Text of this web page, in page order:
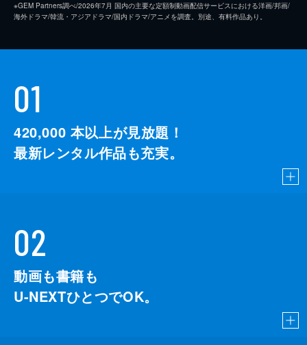
※GEM Partners調べ/2026年7⽉ 国内の主要な定額制動画配信サービスにおける洋画/邦画/
海外ドラマ/韓流・アジアドラマ/国内ドラマ/アニメを調査。別途、有料作品あり。
01
420,000 本以上が見放題！
最新レンタル作品も充実。
02
動画も書籍も
U-NEXTひとつでOK。